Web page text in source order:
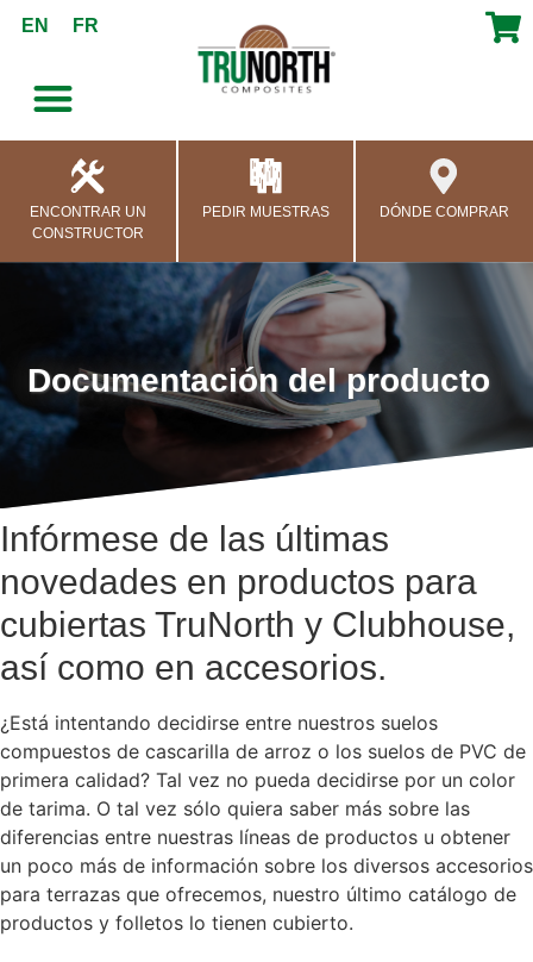
contenido
EN FR
ENCONTRAR UN
CONSTRUCTOR
PEDIR MUESTRAS DÓNDE COMPRAR
Documentación del producto
Infórmese de las últimas
novedades en productos para
cubiertas TruNorth y Clubhouse,
así como en accesorios.
¿Está intentando decidirse entre nuestros suelos
compuestos de cascarilla de arroz o los suelos de PVC de
primera calidad? Tal vez no pueda decidirse por un color
de tarima. O tal vez sólo quiera saber más sobre las
diferencias entre nuestras líneas de productos u obtener
un poco más de información sobre los diversos accesorios
para terrazas que ofrecemos, nuestro último catálogo de
productos y folletos lo tienen cubierto.